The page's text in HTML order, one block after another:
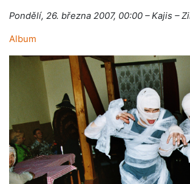
Pondělí, 26. března 2007, 00:00 – Kajis –
Album